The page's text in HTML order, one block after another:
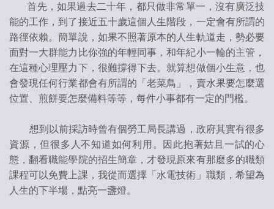
首先，如果過去二十年，都只做非常單一，沒有廣泛技
能的工作，到了接近五十歲這個人生階段，一定會有所謂的
路徑依賴。簡單說，如果不照著原本的人生軌道走，勢必要
面對一大群能力比你強的年輕同事，和年紀小一輪的主管，
在這種心理壓力下，很難撐得下去。就算想做個小生意，也
會發現任何行業都會有所謂的「老菜鳥」，賣水果要怎麼選
位置、煎餅要怎麼備料等等，每件小事都有一定的門檻。
想到以前採訪時曾有個勞工局長講過，政府其實有很多
資源，但很多人不知道如何利用。因此抱著姑且一試的心
態，翻看職能學院的招生簡章，才發現原來有那麼多的職類
課程可以免費上課，我從而選擇「水電技術」職類，希望為
人生的下半場，點亮一盞燈。